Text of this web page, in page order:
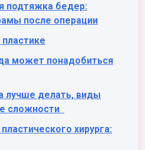
подтяжка бедер:
после операции
может понадобиться
лучше делать, виды
сложности
хирурга: